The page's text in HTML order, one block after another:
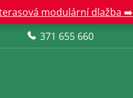
modulární dlažba ➡️
371 655 660